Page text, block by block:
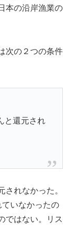
本の沿岸漁業の
次の２つの条件
と還元され
れなかった。
いなかったの
ではない。リス